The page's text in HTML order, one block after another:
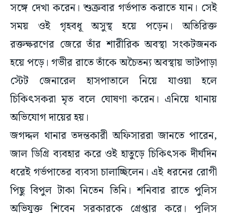
সঙ্গে দেখা করেন। শুক্রবার গর্ভপাত করাতে যান। সেই
সময় ওই গৃহবধূ অসুস্থ হয়ে পড়েন। অতিরিক্ত
রক্তক্ষরণের জেরে তাঁর শারীরিক অবস্থা সংকটজনক
হয়ে পড়ে। গভীর রাতে তাঁকে অচৈতন্য অবস্থায় ভাটপাড়া
স্টেট জেনারেল হাসপাতালে নিয়ে যাওয়া হলে
চিকিৎসকরা মৃত বলে ঘোষণা করেন। এনিয়ে থানায়
অভিযোগ দায়ের হয়।
জগদ্দল থানার তদন্তকারী অফিসাররা জানতে পারেন,
জাল ডিগ্রি ব্যবহার করে ওই হাতুড়ে চিকিৎসক দীর্ঘদিন
ধরেই গর্ভপাতের ব্যবসা চালাচ্ছিলেন। এই ধরনের রোগী
পিছু বিপুল টাকা নিতেন তিনি। শনিবার রাতে পুলিস
অভিযুক্ত শিবেন সরকারকে গ্রেপ্তার করে। পুলিস